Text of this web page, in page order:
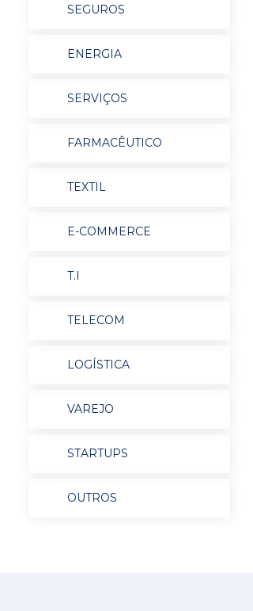
SEGUROS
ENERGIA
SERVIÇOS
FARMACÊUTICO
TEXTIL
E-COMMERCE
T.I
TELECOM
LOGÍSTICA
VAREJO
STARTUPS
OUTROS